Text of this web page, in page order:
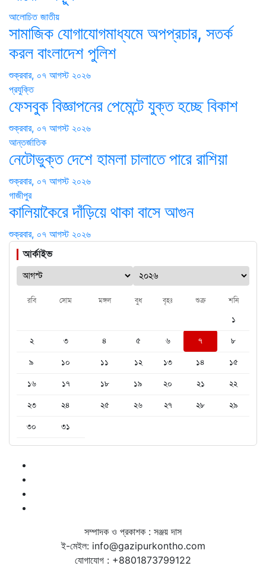
আলোচিত জাতীয়
সামাজিক যোগাযোগমাধ্যমে অপপ্রচার, সতর্ক
করল বাংলাদেশ পুলিশ
শুক্রবার, ০৭ আগস্ট ২০২৬
প্রযুক্তি
ফেসবুক বিজ্ঞাপনের পেমেন্টে যুক্ত হচ্ছে বিকাশ
শুক্রবার, ০৭ আগস্ট ২০২৬
আন্তর্জাতিক
নেটোভুক্ত দেশে হামলা চালাতে পারে রাশিয়া
শুক্রবার, ০৭ আগস্ট ২০২৬
গাজীপুর
কালিয়াকৈরে দাঁড়িয়ে থাকা বাসে আগুন
শুক্রবার, ০৭ আগস্ট ২০২৬
আর্কাইভ
রবি সোম মঙ্গল বুধ বৃহঃ শুক্র শনি
১
২
৩ ৪ ৫ ৬ ৭
৮
৯
১০ ১১ ১২ ১৩ ১৪
১৫
১৬
১৭ ১৮ ১৯ ২০ ২১
২২
২৩
২৪ ২৫ ২৬ ২৭ ২৮
২৯
৩০
৩১
সম্পাদক ও প্রকাশক : সঞ্জয় দাস
ই-মেইল: info@gazipurkontho.com
যোগাযোগ : +8801873799122